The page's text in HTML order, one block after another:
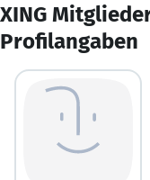
XING
Profilangaben